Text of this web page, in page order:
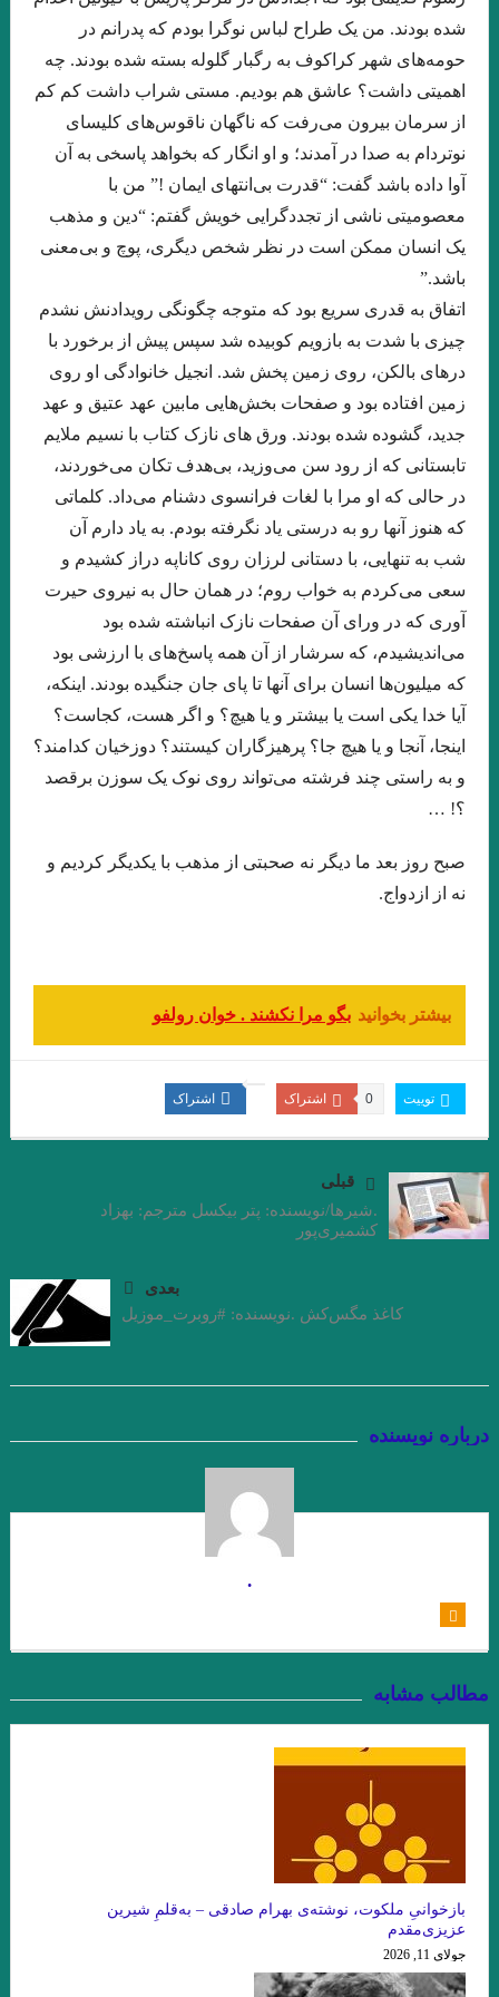
جواد اسحاقیان . قسمت شانزدهم
.مروری بر کتاب الف، نوشته‌ی خورخه لوئیس بورخس سید احسان
صدرائی
نگاهی بر مجموعه داستان « زندگی خاکستری با عطر وانیل» اثر شراره
یقینی با قلم: فریبا چلبی‌یانی
نگاهی فلسفی به داستان کوتاه “نقاشی ماریا” نوشته ی “میترا داور”.
جواد اسحاقیان. قسمت نهم
“آکواریوم شماره ی چهار” از “میترا داور” قسمت هشتم . جواد
اسحاقیان
.خوانش روان شناختی مجموعه داستان “زنانی که زنده اند” نوشته ی
“فریبا چلبی یانی” . قسمت ششم. جواداسحاقیان
نوولت “سنگ یَشم” نوشته ی “مریم جهانی” / قسمت پنجم جواد
اسحاقیان
نيمى از شب يا اندكى از آن را بكاه درجستجوی ۱۴۰۱
کاترین استریسیک. ترجمه:رزا جمالی
دشت آبی .امیر حسین تیکنی
. او و من . ناتالیا گینزبورگ .ترجمه محسن ابراهیم
وآن اتفاق رقم می‌خورد. ماهرو خوشکام
Namiq Hewrami . ترجمه : زانا_کوردستانی خالق نوساز صورتگر
داستان کوتاه پرواز، نوشته دوریس لسینگ
امیر ارسلان به عنوان “رمانس”. فصل چهاردم . جواد اسحاقیان
منزل آسایش من محو در خود گشتن است. صائب تبریزی
. گفتگو با خوان رولفو نویسنده پدروپارامو
دریای جامع . میترا داور . نشر نگارنده هستی . ۱۴۰۱
زیور به خود مبند که زیبا ببینمت… مفتون امینی
جوزف کمبل. فصل هشت . جواد اسحاقیان
شاید بهشت جایی است که نه تهدیدی احساس می‌کنیم و نه نیازی به
فصل اول وداع با اسلحه نوشته همینگوی ترجمه دریابندری
فصل اخر مرگ ایوان اییلیج نوشته تولستوی …یکی بالای سرش گفت:
«تمام کرد!» ایوان ایلیچ گفته ی او را شنید و آن را در روح خود تکرار کرد. در
دل گفت: مرگ هم تمام شد دیگر از مرگ اثری نیست.»
.نگاهی به “گوستاو فلوبرگوستاو فلوبر: مادام بوواری خود من هستم
هر زبان، جهان را به‌شکلی متفاوت می‌سازد.»اومبرتو اکو
شده بودند. من یک طراح لباس نوگرا بودم که پدرانم در
حومه‌های شهر کراکوف به رگبار گلوله بسته شده بودند. چه
اهمیتی داشت؟ عاشق هم بودیم. مستی شراب داشت کم کم
از سرمان بیرون می‌رفت که ناگهان ناقوس‌های کلیسای
نوتردام به صدا در آمدند؛ و او انگار که بخواهد پاسخی به آن
آوا داده باشد گفت: “قدرت بی‌انتهای ایمان !” من با
معصومیتی ناشی از تجددگرایی خویش گفتم: “دین و مذهب
یک انسان ممکن است در نظر شخص دیگری، پوچ و بی‌معنی
باشد.”
اتفاق به قدری سریع بود که متوجه چگونگی رویدادنش نشدم
چیزی با شدت به بازویم کوبیده شد سپس پیش از برخورد با
درهای بالکن، روی زمین پخش شد. انجیل خانوادگی او روی
زمین افتاده بود و صفحات بخش‌هایی مابین عهد عتیق و عهد
جدید، گشوده شده بودند. ورق های نازک کتاب با نسیم ملایم
تابستانی که از رود سن می‌وزید، بی‌هدف تکان می‌خوردند،
در حالی که او مرا با لغات فرانسوی دشنام می‌داد. کلماتی
که هنوز آنها رو به درستی یاد نگرفته بودم. به یاد دارم آن
شب به تنهایی، با دستانی لرزان روی کاناپه دراز کشیدم و
سعی می‌کردم به خواب روم؛ در همان حال به نیروی حیرت
آوری که در ورای آن صفحات نازک انباشته شده بود
می‌اندیشیدم، که سرشار از آن همه پاسخ‌های با ارزشی بود
که میلیون‌ها انسان برای آنها تا پای جان جنگیده بودند. اینکه،
آیا خدا یکی است یا بیشتر و یا هیچ؟ و اگر هست، کجاست؟
اینجا، آنجا و یا هیچ جا؟ پرهیزگاران کیستند؟ دوزخیان کدامند؟
و به راستی چند فرشته می‌تواند روی نوک یک سوزن برقصد
؟! …
صبح روز بعد ما دیگر نه صحبتی از مذهب با یکدیگر کردیم و
نه از ازدواج.
بیشتر بخوانید بگو مرا نکشند . خوان رولفو
توییت اشتراک 0 اشتراک
قبلی
.شیرها/نويسنده: پتر بیکسل مترجم: بهزاد
کشمیری‌پور
بعدی
کاغذ مگس‌کش .نویسنده: #روبرت_موزیل
درباره نویسنده
.
مطالب مشابه
بازخوانیِ ملکوت، نوشته‌ی بهرام صادقی – به‌قلمِ شیرین
عزیزی‌مقدم
جولای 11, 2026